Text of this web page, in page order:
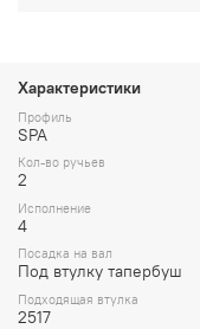
Характеристики
Профиль
SPA
Кол-во ручьев
2
Исполнение
4
Посадка на вал
Под втулку тапербуш
Подходящая втулка
2517